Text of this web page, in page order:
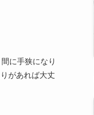
に手狭になり
があれば大丈